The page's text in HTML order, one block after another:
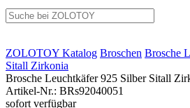
ZOLOTOY Katalog Broschen Brosche
Sitall Zirkonia
Brosche Leuchtkäfer 925 Silber Sitall
Artikel-Nr.: BRs92040051
sofort verfügbar